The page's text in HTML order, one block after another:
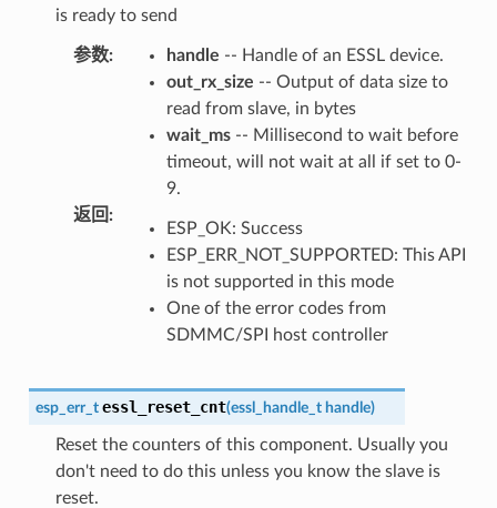
is ready to send
参数: handle -- Handle of an ESSL device.
out_rx_size -- Output of data size to
read from slave, in bytes
wait_ms-- Millisecond to wait before
timeout, will not wait at all if set to 0-
9.
返回 :
ESP_OK: Success
ESP_ERR_NOT_SUPPORTED: This API
is not supported in this mode
One of the error codes from
SDMMC/SPI host controller
esp_err_t essl_reset_cnt(essl_handle_t handle)
Reset the counters of this component. Usually you
don't need to do this unless you know the slave is
reset.